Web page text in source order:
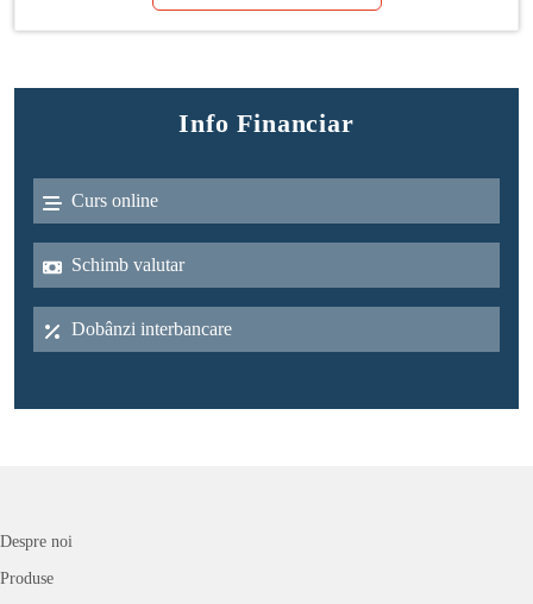
Info Financiar
Curs online
Schimb valutar
Dobânzi interbancare
Despre noi
Produse